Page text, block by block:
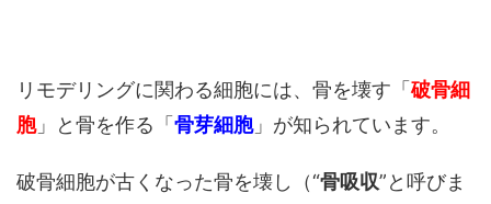
リモデリングに関わる細胞には、骨を壊す「破骨細
胞」と骨を作る「 骨芽細胞」が知られています。
破骨細胞が古くなった骨を壊し（“骨吸収”と呼びま